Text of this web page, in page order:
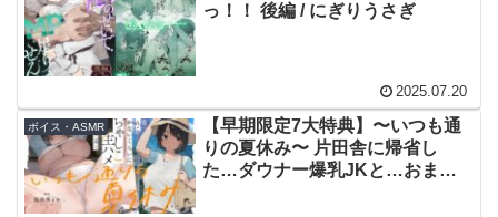
っ！！ 後編 / にぎりうさぎ
2025.07.20
ボイス・ASMR
【早期限定7大特典】〜いつも通
りの夏休み〜 片田舎に帰省し
た…ダウナー爆乳JKと…おまん